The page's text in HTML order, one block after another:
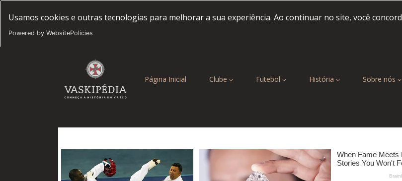
Usamos cookies e outras tecnologias para melhorar a sua experiência. Ao continuar no site, você
Powered by WebsitePolicies
Página Inicial (current)Clube Futebol História Sobre nós